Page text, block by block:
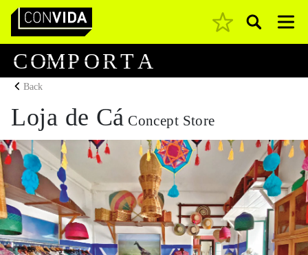
Main Navigation Pesquisar
COMP ORT A
Back
Loja de Cá Concept Store